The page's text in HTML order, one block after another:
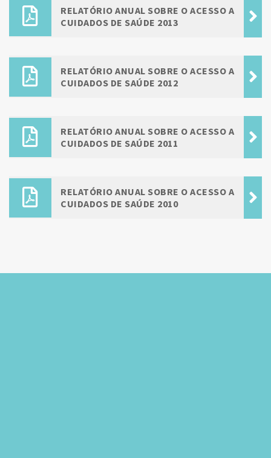
RELATÓRIO ANUAL SOBRE O ACESSO A
CUIDADOS DE SAÚDE 2013
RELATÓRIO ANUAL SOBRE O ACESSO A
CUIDADOS DE SAÚDE 2012
RELATÓRIO ANUAL SOBRE O ACESSO A
CUIDADOS DE SAÚDE 2011
RELATÓRIO ANUAL SOBRE O ACESSO A
CUIDADOS DE SAÚDE 2010